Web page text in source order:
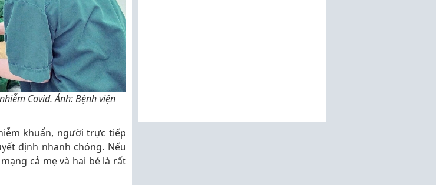
Covid. Ảnh: Bệnh viện
khuẩn, người trực tiếp
định nhanh chóng. Nếu
cả mẹ và hai bé là rất